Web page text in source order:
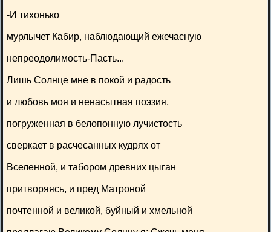
-И тихонько
мурлычет Кабир, наблюдающий ежечасную
непреодолимость-Пасть...
Лишь Солнце мне в покой и радость
и любовь моя и ненасытная поэзия,
погруженная в белопонную лучистость
сверкает в расчесанных кудрях от
Вселенной, и табором древних цыган
притворяясь, и пред Матроной
почтенной и великой, буйный и хмельной